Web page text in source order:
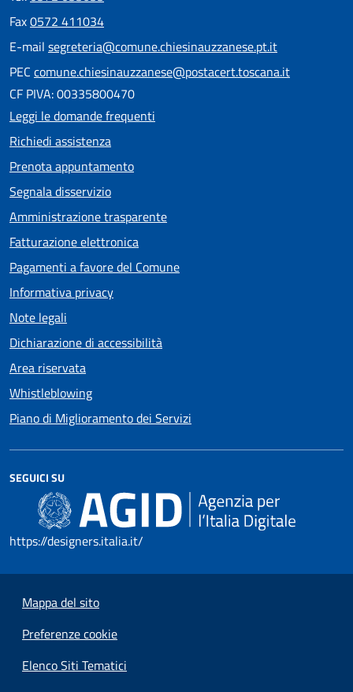
Fax0572 411034
E-mail segreteria@comune.chiesinauzzanese.pt.it
PEC comune.chiesinauzzanese@postacert.toscana.it
CF PIVA: 00335800470
Leggi le domande frequenti
Richiedi assistenza
Prenota appuntamento
Segnala disservizio
Amministrazione trasparente
Fatturazione elettronica
Pagamenti a favore del Comune
Informativa privacy
Note legali
Dichiarazione di accessibilità
Area riservata
Whistleblowing
Piano di Miglioramento dei Servizi
SEGUICI SU
https://designers.italia.it/
Mappa del sito
Preferenze cookie
Elenco Siti Tematici